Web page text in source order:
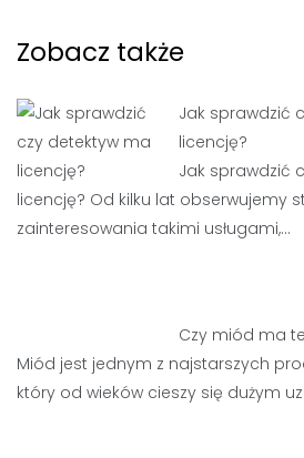
Zobacz także
Jak sprawdzić
licencję?
Jak sprawdzić
licencję? Od kilku lat obserwujemy
zainteresowania takimi usługami,…
Czy miód ma
Miód jest jednym z najstarszych
który od wieków cieszy się dużym